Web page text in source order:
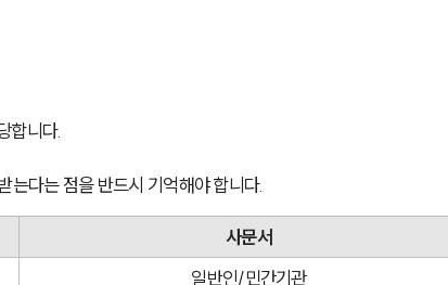
합니다.
는다는 점을 반드시 기억해야 합니다.
사문서
일반인/민간기관